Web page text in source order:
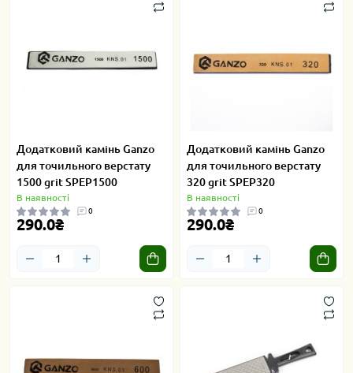
Додатковий камінь Ganzo
для точильного верстату
1500 grit SPEP1500
В наявності
0
290.0₴
Додатковий камінь Ganzo
для точильного верстату
320 grit SPEP320
В наявності
0
290.0₴